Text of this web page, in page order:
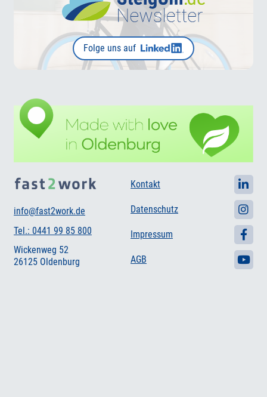
Folge uns auf
info@fast2work.de
Tel.: 0441 99 85 800
Wickenweg 52
26125 Oldenburg
Kontakt
Datenschutz
Impressum
AGB